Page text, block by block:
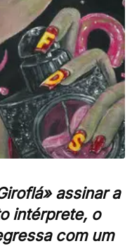
assinar a
intérprete, o
com um